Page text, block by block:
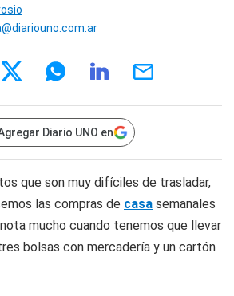
Diario UNO en
que son muy difíciles de trasladar,
las compras de casa semanales
mucho cuando tenemos que llevar
bolsas con mercadería y un cartón